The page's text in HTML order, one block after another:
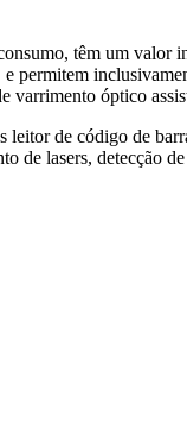
têm um
permitem
varrimento óptico
de código de
de lasers, detecção